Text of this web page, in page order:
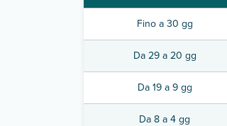
Fino a 30 gg
Da 29 a 20 gg
Da 19 a 9 gg
Da 8 a 4 gg